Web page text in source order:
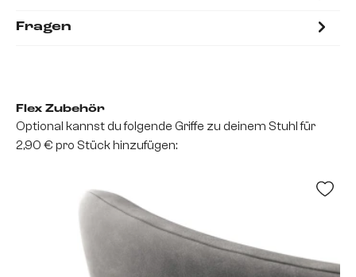
Fragen
Flex Zubehör
Optional kannst du folgende Griffe zu deinem Stuhl für
2,90 € pro Stück hinzufügen: